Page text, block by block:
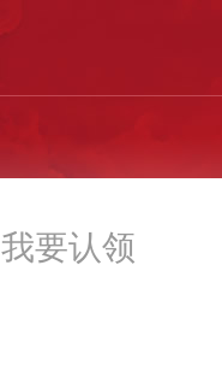
我要认领